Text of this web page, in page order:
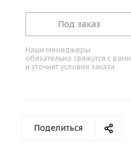
Под заказ
Наши менеджеры
обязательно свяжутся с вами
и уточнят условия заказа
Поделиться